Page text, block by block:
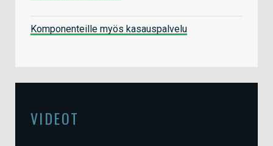
Komponenteille myös kasauspalvelu
VIDEOT